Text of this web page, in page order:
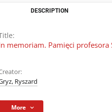
DESCRIPTION
memoriam. Pamięci profesora
Ryszard
More